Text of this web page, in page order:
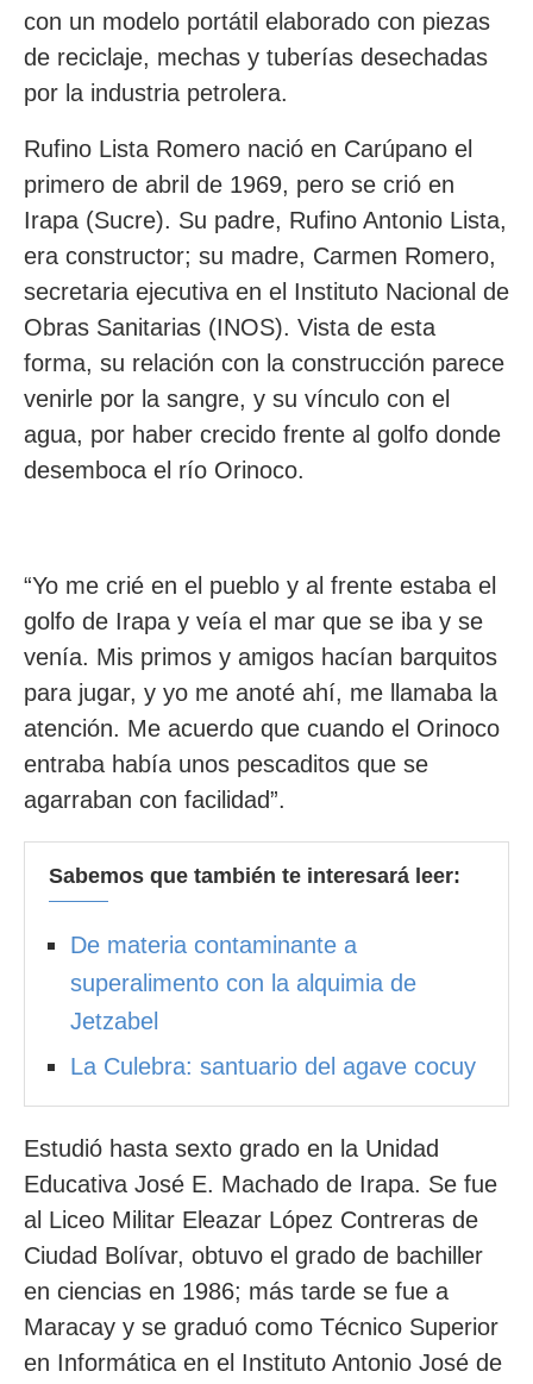
con un modelo portátil elaborado con piezas
de reciclaje, mechas y tuberías desechadas
por la industria petrolera.
Rufino Lista Romero nació en Carúpano el
primero de abril de 1969, pero se crió en
Irapa (Sucre). Su padre, Rufino Antonio Lista,
era constructor; su madre, Carmen Romero,
secretaria ejecutiva en el Instituto Nacional de
Obras Sanitarias (INOS). Vista de esta
forma, su relación con la construcción parece
venirle por la sangre, y su vínculo con el
agua, por haber crecido frente al golfo donde
desemboca el río Orinoco.
“Yo me crié en el pueblo y al frente estaba el
golfo de Irapa y veía el mar que se iba y se
venía. Mis primos y amigos hacían barquitos
para jugar, y yo me anoté ahí, me llamaba la
atención. Me acuerdo que cuando el Orinoco
entraba había unos pescaditos que se
agarraban con facilidad”.
Sabemos que también te interesará leer:
De materia contaminante a
superalimento con la alquimia de
Jetzabel
La Culebra: santuario del agave cocuy
Estudió hasta sexto grado en la Unidad
Educativa José E. Machado de Irapa. Se fue
al Liceo Militar Eleazar López Contreras de
Ciudad Bolívar, obtuvo el grado de bachiller
en ciencias en 1986; más tarde se fue a
Maracay y se graduó como Técnico Superior
en Informática en el Instituto Antonio José de